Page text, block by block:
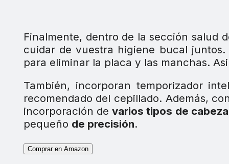
Finalmente, dentro de la sección salud
cuidar de vuestra higiene bucal
para eliminar la placa y las manchas.
También, incorporan temporizador
recomendado del cepillado. Además,
incorporación devarios tipos de
pequeño de precisión.
Comprar en Amazon